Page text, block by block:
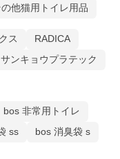
の他猫用トイレ用品
ス
RADICA
サンキョウプラテック
bos 非常用トイレ
ss
bos 消臭袋 s